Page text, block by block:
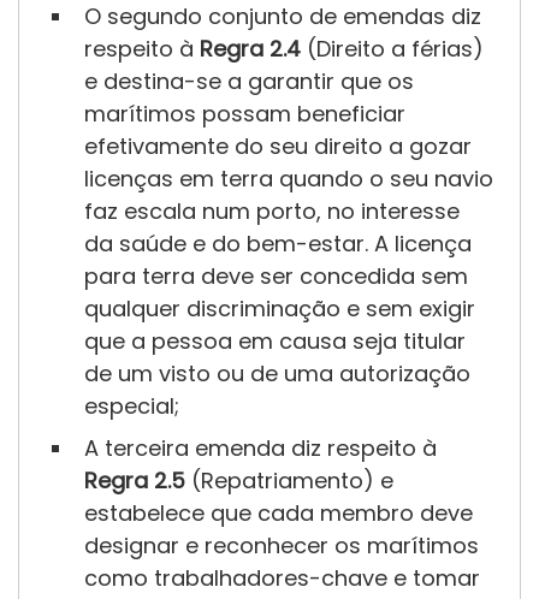
Regra 2.5
Regra 3.1
O segundo conjunto de emendas diz
respeito à Regra 2.4 (Direito a férias)
e destina-se a garantir que os
marítimos possam beneficiar
efetivamente do seu direito a gozar
licenças em terra quando o seu navio
faz escala num porto, no interesse
da saúde e do bem-estar. A licença
para terra deve ser concedida sem
qualquer discriminação e sem exigir
que a pessoa em causa seja titular
de um visto ou de uma autorização
especial;
A terceira emenda diz respeito à
Regra 2.5 (Repatriamento) e
estabelece que cada membro deve
designar e reconhecer os marítimos
como trabalhadores-chave e tomar